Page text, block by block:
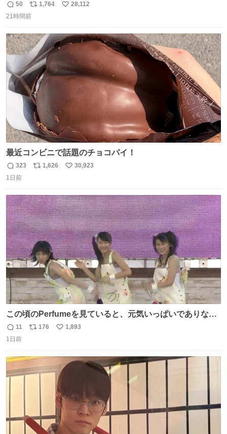
返
信
50
リ
ポ
ト
数
1,764
い
数
28,112
21時間前
最近コンビニで話題のチョコパイ！
返
信
323
リ
ト
数
1,626
い
数
30,923
1日前
この頃のPerfumeを見ていると、元気いっぱいでありなが
ら決して感情に任せすぎることなく、しっかりと制御され
たダンスであることに新鮮に驚く。3人のあげた足の向き
こから積み重ねてきた努力や練習量が見て取れる…
返
信
11
リ
数
176
い
数
1,893
1日前